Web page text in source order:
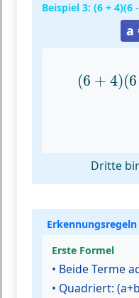
Beispiel 3: (6 + 4)(6
a
(6 + 4)(6
6+ 4 (6 −4
Dritte
Erkennungsregeln
Erste Formel
• Beide Terme
• Quadriert: